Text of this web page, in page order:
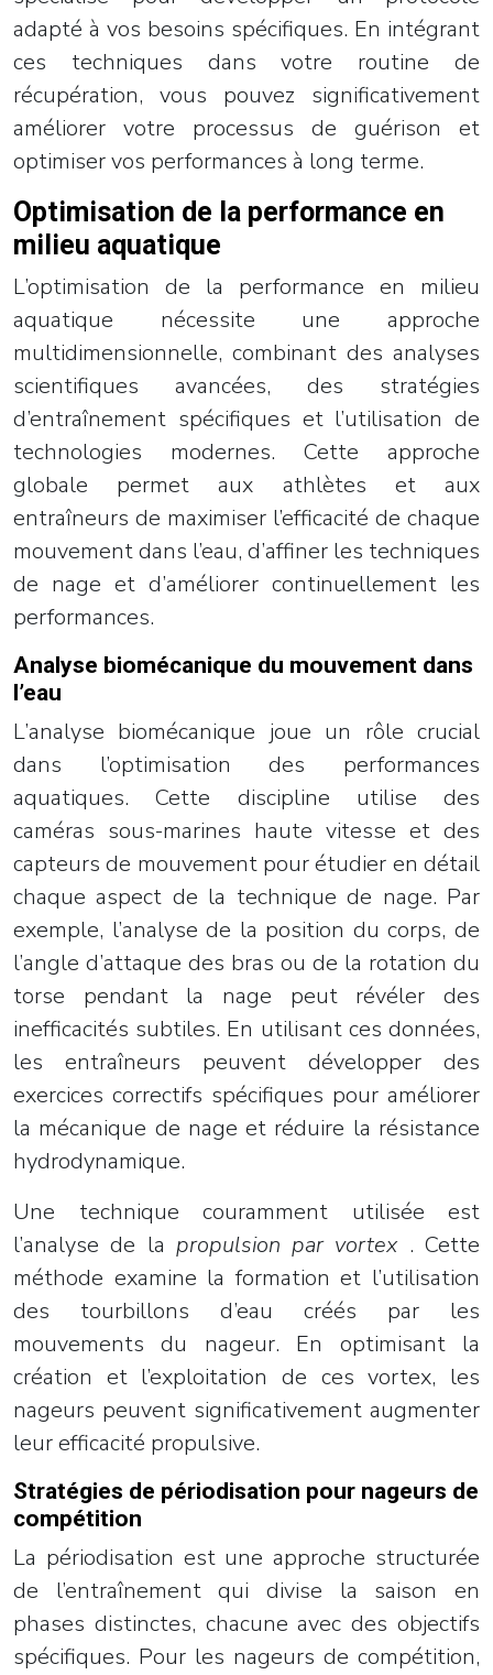
adapté à vos besoins spécifiques. En intégrant
ces techniques dans votre routine de
récupération, vous pouvez significativement
améliorer votre processus de guérison et
optimiser vos performances à long terme.
Optimisation de la performance en
milieu aquatique
L’optimisation de la performance en milieu
aquatique nécessite une approche
multidimensionnelle, combinant des analyses
scientifiques avancées, des stratégies
d’entraînement spécifiques et l’utilisation de
technologies modernes. Cette approche
globale permet aux athlètes et aux
entraîneurs de maximiser l’efficacité de chaque
mouvement dans l’eau, d’affiner les techniques
de nage et d’améliorer continuellement les
performances.
Analyse biomécanique du mouvement dans
l’eau
L’analyse biomécanique joue un rôle crucial
dans l’optimisation des performances
aquatiques. Cette discipline utilise des
caméras sous-marines haute vitesse et des
capteurs de mouvement pour étudier en détail
chaque aspect de la technique de nage. Par
exemple, l’analyse de la position du corps, de
l’angle d’attaque des bras ou de la rotation du
torse pendant la nage peut révéler des
inefficacités subtiles. En utilisant ces données,
les entraîneurs peuvent développer des
exercices correctifs spécifiques pour améliorer
la mécanique de nage et réduire la résistance
hydrodynamique.
Une technique couramment utilisée est
l’analyse de la propulsion par vortex . Cette
méthode examine la formation et l’utilisation
des tourbillons d’eau créés par les
mouvements du nageur. En optimisant la
création et l’exploitation de ces vortex, les
nageurs peuvent significativement augmenter
leur efficacité propulsive.
Stratégies de périodisation pour nageurs de
compétition
La périodisation est une approche structurée
de l’entraînement qui divise la saison en
phases distinctes, chacune avec des objectifs
spécifiques. Pour les nageurs de compétition,